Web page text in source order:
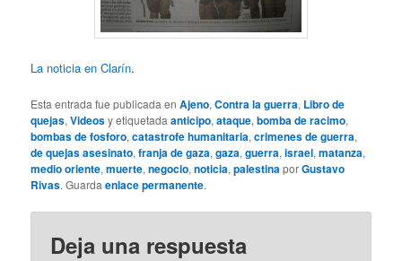
La noticia en Clarín.
Esta entrada fue publicada enAjeno,Contra la guerra, Libro de
quejas,Videosy etiquetadaanticipo,ataque,bomba de racimo,
bombas de fosforo,catastrofe humanitaria,crimenes de guerra,
de quejas asesinato,franja de gaza,gaza,guerra,israel,matanza,
medio oriente,muerte,negocio,noticia,palestinaporGustavo
Rivas. Guardaenlace permanente.
Deja una respuesta